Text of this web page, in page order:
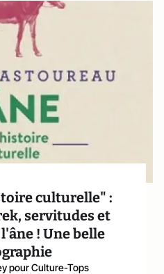
culturelle" :
servitudes et
! Une belle
pour Culture-Tops